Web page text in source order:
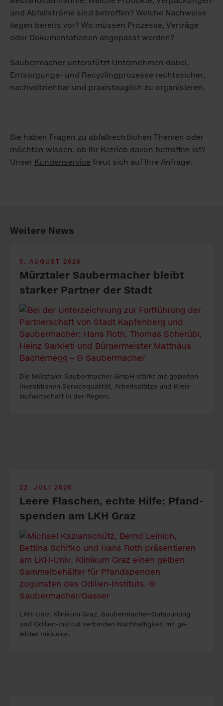
und Abfallströme sind betroffen? Welche Nachweise
liegen bereits vor? Wo müssen Prozesse, Verträge
oder Dokumentationen angepasst werden?
Saubermacher unterstützt Unternehmen dabei,
Entsorgungs- und Recyclingprozesse rechtssicher,
nachvollziehbar und praxistauglich zu organisieren.
Sie haben Fragen zu abfallrechtlichen Themen oder
möchten wissen, ob Ihr Betrieb davon betroffen ist?
Unser Kundenservice freut sich auf Ihre Anfrage.
Weitere News
5. AUGUST 2026
Mürztaler Sauber­macher bleibt
starker Part­ner der Stadt
Die Mürztaler Sauber­macher GmbH stärkt mit ge­zielten
In­vest­itionen Service­qualität, Arbeits­plätze und Kreis­
lauf­wirt­schaft in der Re­gion.
22. JULI 2026
Leere Fla­sch­en, echte Hil­fe: Pfand­
spen­den am LKH Graz
LKH-Univ. Kli­ni­kum Graz, Sauber­macher-Out­sour­cing
und Odilien-In­stitut ver­binden Nach­haltig­keit mit ge­
lebter In­klus­ion.